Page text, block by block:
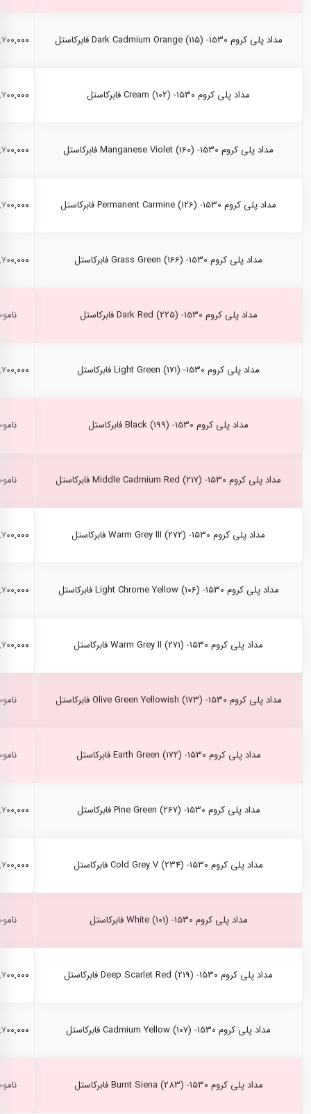
مداد پلی کروم Dark Cadmium Orange (115) -1530 فابرکاستل ۲,۷۰۰,۰۰۰
مداد پلی کروم Cream (102) -1530 فابرکاستل ۲,۷۰۰,۰۰۰
مداد پلی کروم Manganese Violet (160) -1530 فابرکاستل ۲,۷۰۰,۰۰۰
مداد پلی کروم Permanent Carmine (126) -1530 فابرکاستل ۲,۷۰۰,۰۰۰
مداد پلی کروم Grass Green (166) -1530 فابرکاستل ۲,۷۰۰,۰۰۰
مداد پلی کروم Dark Red (225) -1530 فابرکاستل
مداد پلی کروم Light Green (171) -1530 فابرکاستل ۲,۷۰۰,۰۰۰
مداد پلی کروم Black (199) -1530 فابرکاستل
مداد پلی کروم Middle Cadmium Red (217) -1530 فابرکاستل
مداد پلی کروم Warm Grey III (272) -1530 فابرکاستل ۲,۷۰۰,۰۰۰
مداد پلی کروم Light Chrome Yellow (106) -1530 فابرکاستل ۲,۷۰۰,۰۰۰
مداد پلی کروم Warm Grey II (271) -1530 فابرکاستل ۲,۷۰۰,۰۰۰
مداد پلی کروم Olive Green Yellowish (173) -1530 فابرکاستل
مداد پلی کروم Earth Green (172) -1530 فابرکاستل
مداد پلی کروم Pine Green (267) -1530 فابرکاستل ۲,۷۰۰,۰۰۰
مداد پلی کروم Cold Grey V (234) -1530 فابرکاستل ۲,۷۰۰,۰۰۰
مداد پلی کروم White (101) -1530 فابرکاستل
مداد پلی کروم Deep Scarlet Red (219) -1530 فابرکاستل ۲,۷۰۰,۰۰۰
مداد پلی کروم Cadmium Yellow (107) -1530 فابرکاستل ۲,۷۰۰,۰۰۰
مداد پلی کروم Burnt Siena (283) -1530 فابرکاستل